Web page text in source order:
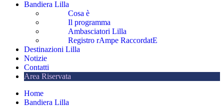
Bandiera Lilla
Cosa è
Il programma
Ambasciatori Lilla
Registro rAmpe RaccordatE
Destinazioni Lilla
Notizie
Contatti
Area Riservata
Home
Bandiera Lilla